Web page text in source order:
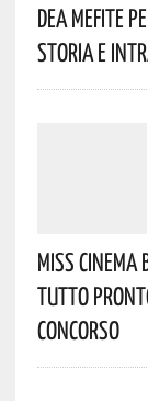
Dea Mefite
Storia E
Miss
Tutto
Concorso